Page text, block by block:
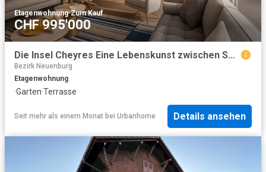
Etagenwohnung·Zum Kauf
CHF 995'000
Die Insel Cheyres Eine Lebenskunst zwischen See und Natur
Bezirk Neuenburg
Etagenwohnung
·Garten·Terrasse
Seit mehr als einem Monat bei Urbanhome Details ansehen